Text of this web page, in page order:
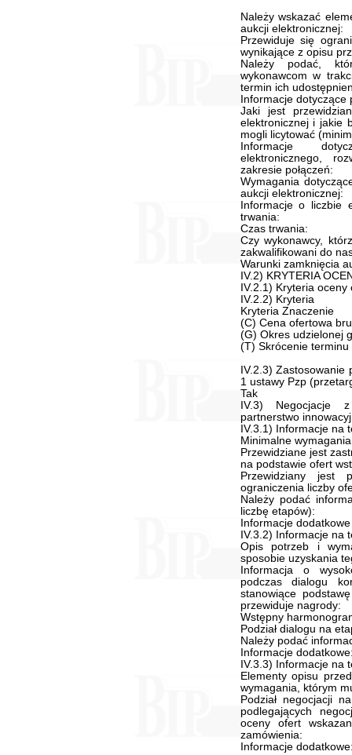
Należy wskazać
aukcji elektronicznej:
Przewiduje się
wynikające z opisu
Należy podać,
wykonawcom w
termin ich
Informacje
Jaki jest
elektronicznej i jakie
mogli licytować
Informacje
elektronicznego,
zakresie połączeń:
Wymagania
aukcji elektronicznej:
Informacje o liczbie
trwania:
Czas trwania:
Czy wykonawcy,
zakwalifikowani do
Warunki zamknięcia
IV.2) KRYTERIA
IV.2.1) Kryteria oceny
IV.2.2) Kryteria
Kryteria Znaczenie
(C) Cena ofertowa
(G) Okres udzielonej
(T) Skrócenie
IV.2.3)
1 ustawy Pzp
Tak
IV.3) Negocjacje
partnerstwo
IV.3.1) Informacje na
Minimalne
Przewidziane jest
na podstawie ofert
Przewidziany jest
ograniczenia liczby
Należy podać
liczbę etapów):
Informacje dodatkowe
IV.3.2) Informacje na
Opis potrzeb i
sposobie uzyskania
Informacja o
podczas dialogu
stanowiące
przewiduje nagrody:
Wstępny
Podział dialogu na
Należy podać
Informacje
IV.3.3) Informacje na
Elementy opisu
wymagania, którym
Podział negocjacji
podlegających
oceny ofert
zamówienia:
Informacje